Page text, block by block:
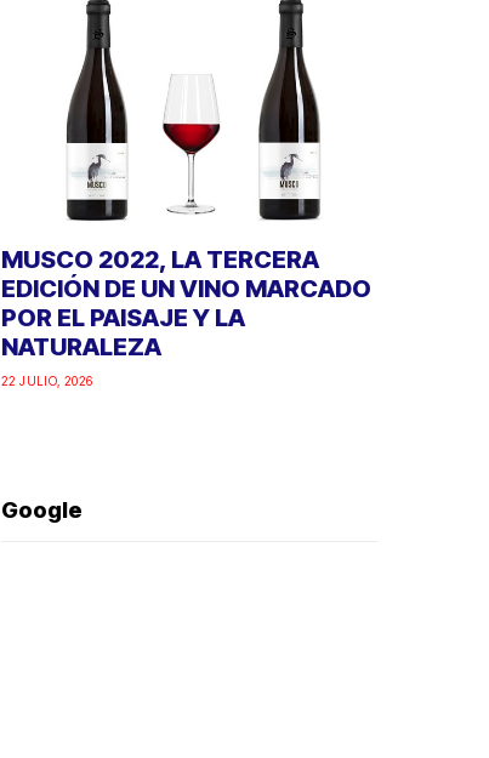
MUSCO 2022, LA TERCERA
EDICIÓN DE UN VINO MARCADO
POR EL PAISAJE Y LA
NATURALEZA
22 JULIO, 2026
Google